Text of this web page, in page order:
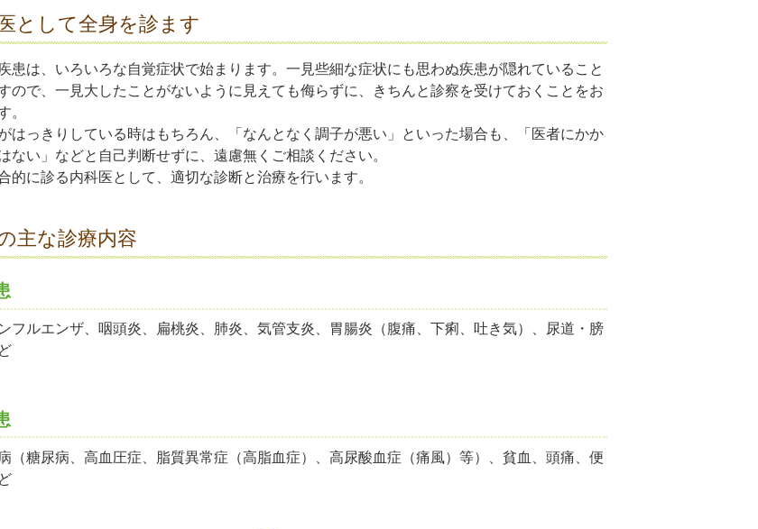
として全身を診ます
患は、いろいろな自覚症状で始まります。一見些細な症状にも思わぬ疾患が隠れていること
ので、一見大したことがないように見えても侮らずに、きちんと診察を受けておくことをお
。
はっきりしている時はもちろん、「なんとなく調子が悪い」といった場合も、「医者にかか
ない」などと自己判断せずに、遠慮無くご相談ください。
的に診る内科医として、適切な診断と治療を行います。
主な診療内容
フルエンザ、咽頭炎、扁桃炎、肺炎、気管支炎、胃腸炎（腹痛、下痢、吐き気）、尿道・膀
（糖尿病、高血圧症、脂質異常症（高脂血症）、高尿酸血症（痛風）等）、貧血、頭痛、便